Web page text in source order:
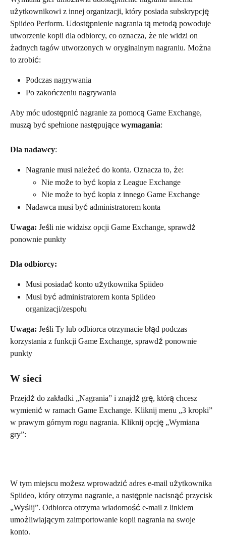
użytkownikowi z innej organizacji, który posiada subskrypcję
Spiideo Perform. Udostępnienie nagrania tą metodą powoduje
utworzenie kopii dla odbiorcy, co oznacza, że nie widzi on
żadnych tagów utworzonych w oryginalnym nagraniu. Można
to zrobić:
Podczas nagrywania
Po zakończeniu nagrywania
Aby móc udostępnić nagranie za pomocą Game Exchange,
muszą być spełnione następujące wymagania:
Dla nadawcy:
Nagranie musi należeć do konta. Oznacza to, że:
Nie może to być kopia z League Exchange
Nie może to być kopia z innego Game Exchange
Nadawca musi być administratorem konta
Uwaga: Jeśli nie widzisz opcji Game Exchange, sprawdź
ponownie punkty
Dla odbiorcy:
Musi posiadać konto użytkownika Spiideo
Musi być administratorem konta Spiideo
organizacji/zespołu
Uwaga: Jeśli Ty lub odbiorca otrzymacie błąd podczas
korzystania z funkcji Game Exchange, sprawdź ponownie
punkty
W sieci
Przejdź do zakładki „Nagrania” i znajdź grę, którą chcesz
wymienić w ramach Game Exchange. Kliknij menu „3 kropki”
w prawym górnym rogu nagrania. Kliknij opcję „Wymiana
gry”:
W tym miejscu możesz wprowadzić adres e-mail użytkownika
Spiideo, który otrzyma nagranie, a następnie nacisnąć przycisk
„Wyślij”. Odbiorca otrzyma wiadomość e-mail z linkiem
umożliwiającym zaimportowanie kopii nagrania na swoje
konto.